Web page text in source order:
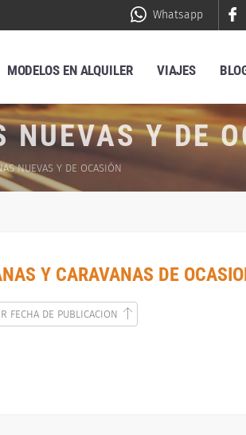
Whatsapp
MODELOS EN ALQUILER VIAJES
NUEVAS Y DE
NUEVAS Y DE OCASIÓN
Y CARAVANAS DE
FECHA DE PUBLICACION